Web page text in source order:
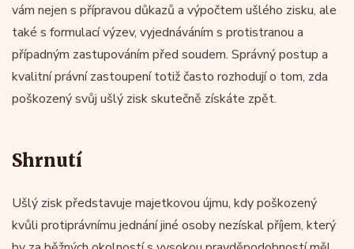
vám nejen s přípravou důkazů a výpočtem ušlého zisku, ale
také s formulací výzev, vyjednáváním s protistranou a
případným zastupováním před soudem. Správný postup a
kvalitní právní zastoupení totiž často rozhodují o tom, zda
poškozený svůj ušlý zisk skutečně získáte zpět.
Shrnutí
Ušlý zisk představuje majetkovou újmu, kdy poškozený
kvůli protiprávnímu jednání jiné osoby nezískal příjem, který